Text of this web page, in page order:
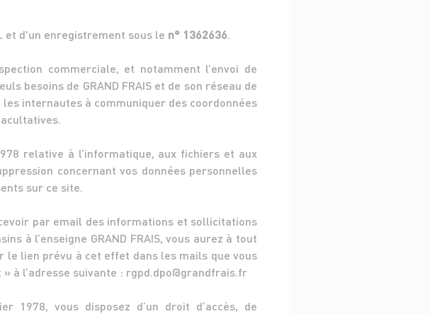
et d'un enregistrement sous le n° 1362636.
commerciale, et notamment l’envoi de
besoins de GRAND FRAIS et de son réseau de
internautes à communiquer des coordonnées
relative à l’informatique, aux fichiers et aux
concernant vos données personnelles
sur ce site.
par email des informations et sollicitations
à l’enseigne GRAND FRAIS, vous aurez à tout
lien prévu à cet effet dans les mails que vous
à l’adresse suivante : rgpd.dpo@grandfrais.fr
vous disposez d’un droit d’accès, de